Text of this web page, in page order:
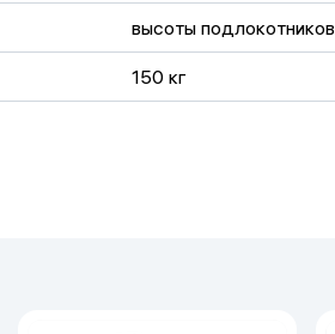
высоты подлокотников
150 кг